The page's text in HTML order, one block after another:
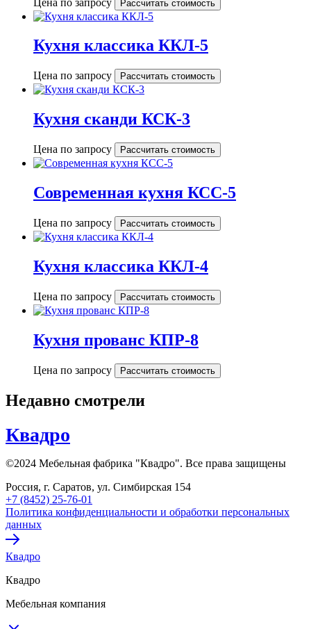
Рассчитать стоимость
Кухня классика ККЛ-5
Цена по запросу Рассчитать стоимость
Кухня сканди КСК-3
Цена по запросу Рассчитать стоимость
Современная кухня КСС-5
Цена по запросу Рассчитать стоимость
Кухня классика ККЛ-4
Цена по запросу Рассчитать стоимость
Кухня прованс КПР-8
Цена по запросу Рассчитать стоимость
Недавно смотрели
Квадро
©2024 Мебельная фабрика "Квадро". Все права защищены
Россия, г. Саратов, ул. Симбирская 154
+7 (8452) 25-76-01
Политика конфиденциальности и обработки персональных
данных
Квадро
Квадро
Мебельная компания